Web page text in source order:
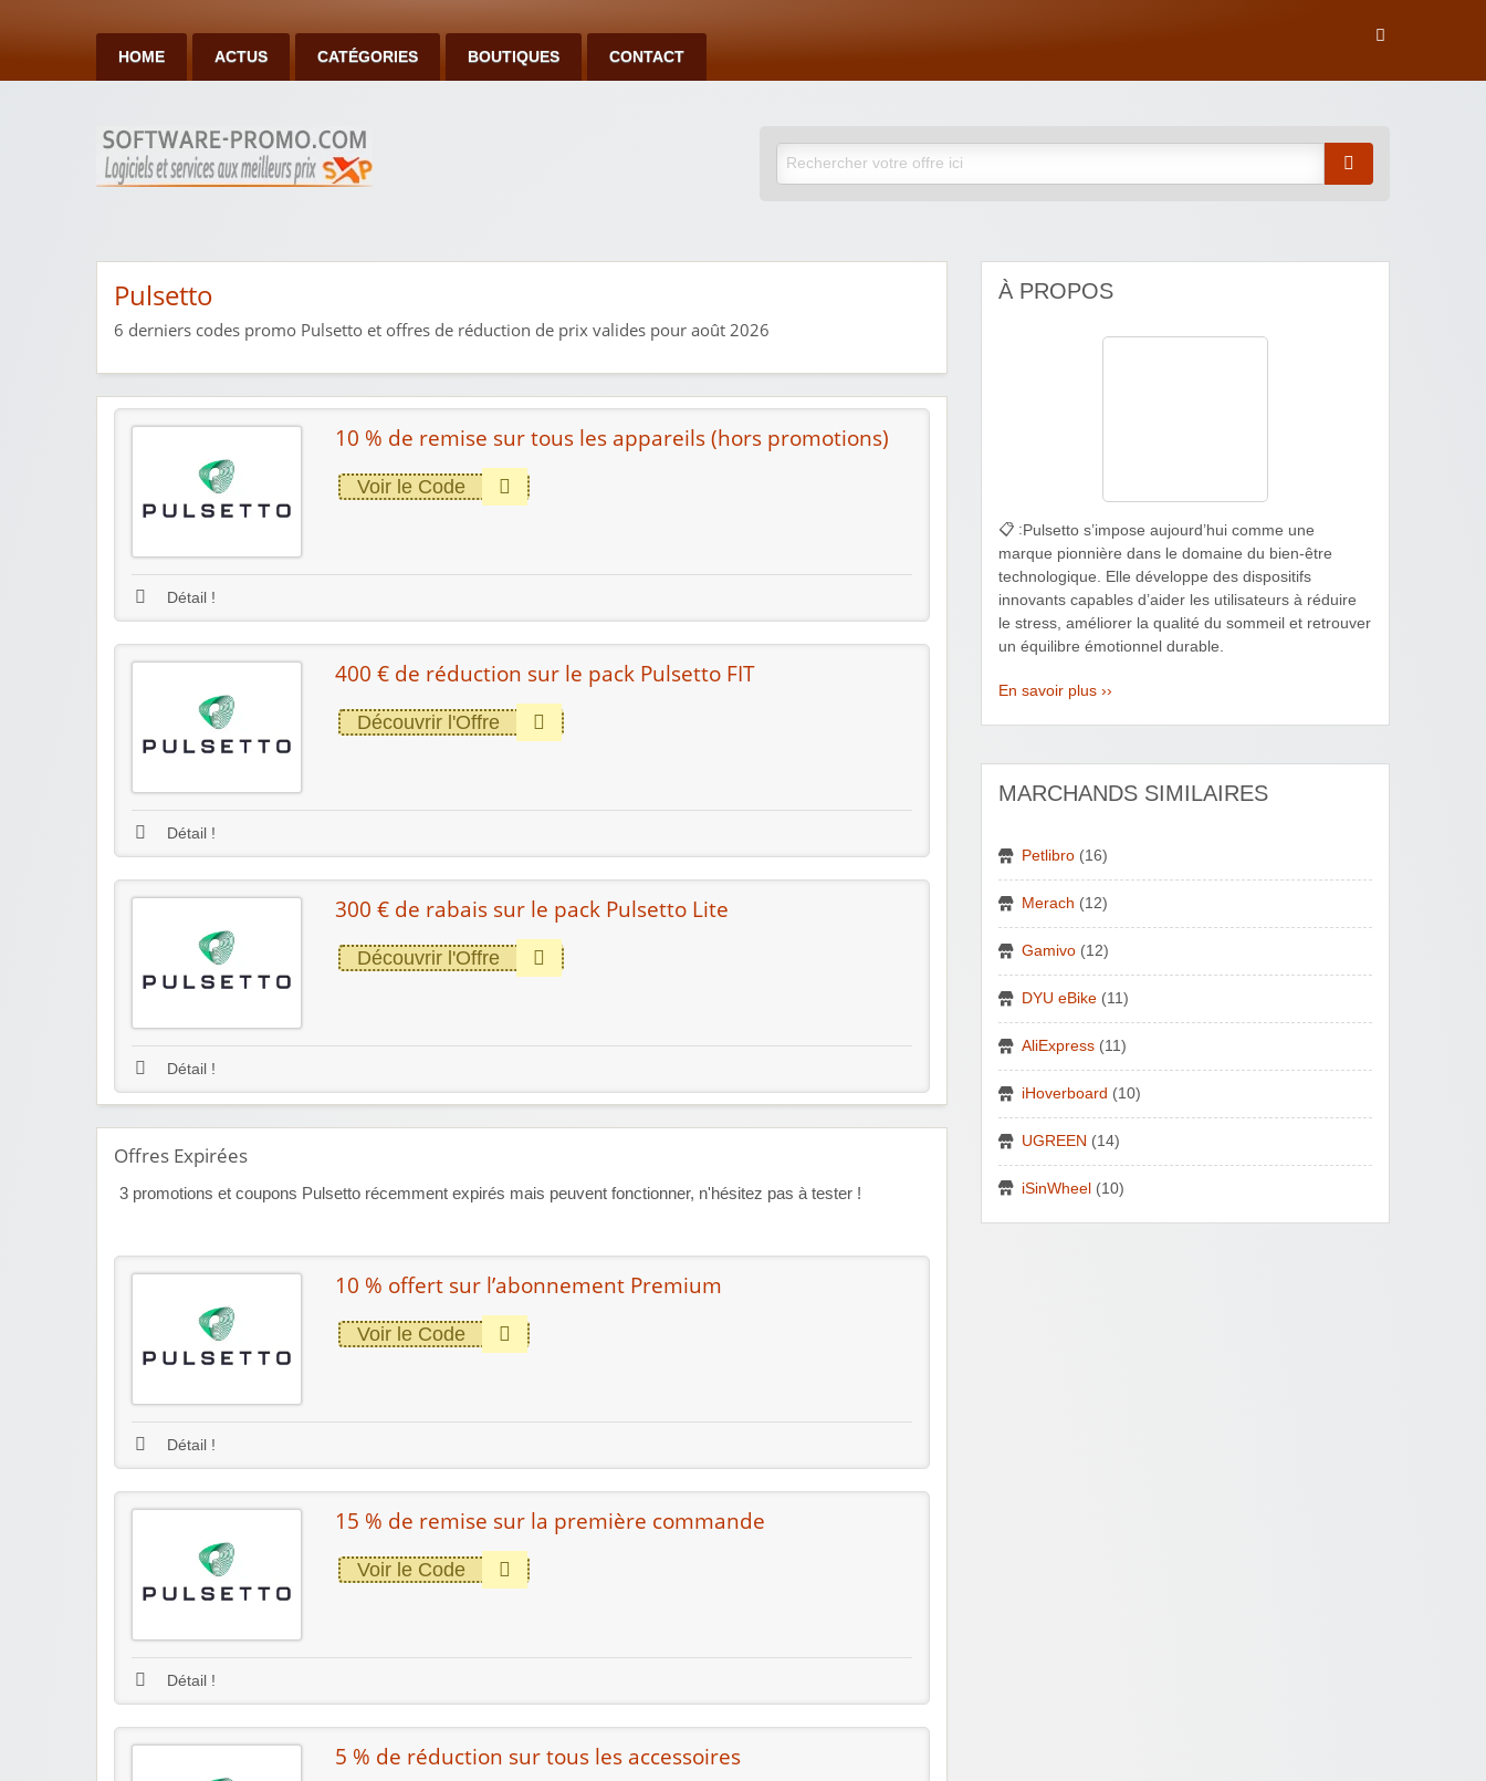
HOME ACTUS CATÉGORIES BOUTIQUES CONTACT
Pulsetto
6 derniers codes promo Pulsetto et offres de réduction de prix valides pour août 2026
10 % de remise sur tous les appareils (hors promotions)
Voir le Code
Détail !
400 € de réduction sur le pack Pulsetto FIT
Découvrir l'Offre
Détail !
300 € de rabais sur le pack Pulsetto Lite
Découvrir l'Offre
Détail !
Offres Expirées
3 promotions et coupons Pulsetto récemment expirés mais peuvent fonctionner, n'hésitez pas à tester !
10 % offert sur l’abonnement Premium
Voir le Code
Détail !
15 % de remise sur la première commande
Voir le Code
Détail !
5 % de réduction sur tous les accessoires
À PROPOS
📋 : Pulsetto s’impose aujourd’hui comme une
marque pionnière dans le domaine du bien-être
technologique. Elle développe des dispositifs
innovants capables d’aider les utilisateurs à réduire
le stress, améliorer la qualité du sommeil et retrouver
un équilibre émotionnel durable.
En savoir plus ››
MARCHANDS SIMILAIRES
Petlibro (16)
Merach (12)
Gamivo (12)
DYU eBike (11)
AliExpress (11)
iHoverboard (10)
UGREEN (14)
iSinWheel (10)